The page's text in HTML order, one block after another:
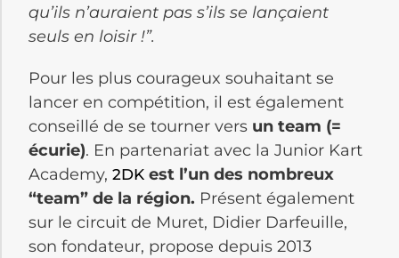
qu’ils n’auraient pas s’ils se lançaient
seuls en loisir !”.
Pour les plus courageux souhaitant se
lancer en compétition, il est également
conseillé de se tourner vers un team (=
écurie). En partenariat avec la Junior Kart
Academy, 2DK est l’un des nombreux
“team” de la région. Présent également
sur le circuit de Muret, Didier Darfeuille,
son fondateur, propose depuis 2013